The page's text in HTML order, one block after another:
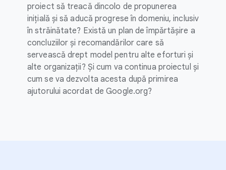
proiect să treacă dincolo de propunerea
inițială și să aducă progrese în domeniu, inclusiv
în străinătate? Există un plan de împărtășire a
concluziilor și recomandărilor care să
servească drept model pentru alte eforturi și
alte organizații? Și cum va continua proiectul și
cum se va dezvolta acesta după primirea
ajutorului acordat de Google.org?